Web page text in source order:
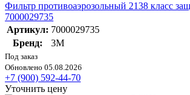
Фильтр противоаэрозольный 2138 класс
7000029735
Артикул: 7000029735
Бренд:
3М
Под заказ
Обновлено 05.08.2026
+7 (900) 592-44-70
Уточнить цену